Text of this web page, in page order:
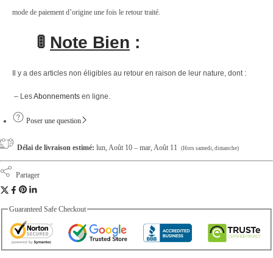
t
mode de paiement d’origine une fois le retour traité.
🚦 Note Bien :
Il y a des articles non éligibles au retour en raison de leur nature, dont :
– LesAbonnements en ligne.
Poser une question
Délai de livraison estimé: lun, Août 10 – mar, Août 11 (Hors samedi, dimanche)
Partager
Guaranteed Safe Checkout